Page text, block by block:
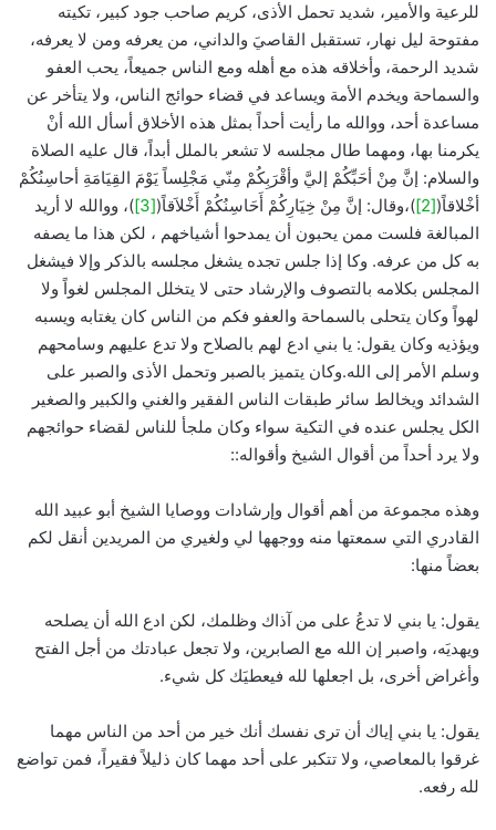
للرعية والأمير، شديد تحمل الأذى، كريم صاحب جود كبير، تكيته
مفتوحة ليل نهار، تستقبل القاصيَ والداني، من يعرفه ومن لا يعرفه،
شديد الرحمة، وأخلاقه هذه مع أهله ومع الناس جميعاً، يحب العفو
والسماحة ويخدم الأمة ويساعد في قضاء حوائج الناس، ولا يتأخر عن
مساعدة أحد، ووالله ما رأيت أحداً بمثل هذه الأخلاق أسأل الله أنْ
يكرمنا بها، ومهما طال مجلسه لا تشعر بالملل أبداً، قال عليه الصلاة
والسلام: إنَّ مِنْ أحَبِّكُمْ إليَّ وأقْرَبِكُمْ مِنّي مَجْلِساً يَوْمَ القِيَامَةِ أحاسِنُكُمْ
أخْلاقاً([2] )،وقال: إنَّ مِنْ خِيَارِكُمْ أَحَاسِنُكُمْ أَخْلاَقاً([3]
)، ووالله لا أريد
المبالغة فلست ممن يحبون أن يمدحوا أشياخهم ، لكن هذا ما يصفه
به كل من عرفه. وكا إذا جلس تجده يشغل مجلسه بالذكر وإلا فيشغل
المجلس بكلامه بالتصوف والإرشاد حتى لا يتخلل المجلس لغواً ولا
لهواً وكان يتحلى بالسماحة والعفو فكم من الناس كان يغتابه ويسبه
ويؤذيه وكان يقول: يا بني ادع لهم بالصلاح ولا تدع عليهم وسامحهم
وسلم الأمر إلى الله.وكان يتميز بالصبر وتحمل الأذى والصبر على
الشدائد ويخالط سائر طبقات الناس الفقير والغني والكبير والصغير
الكل يجلس عنده في التكية سواء وكان ملجأ للناس لقضاء حوائجهم
ولا يرد أحداً من أقوال الشيخ وأقواله::
وهذه مجموعة من أهم أقوال وإرشادات ووصايا الشيخ أبو عبيد الله
القادري التي سمعتها منه ووجهها لي ولغيري من المريدين أنقل لكم
بعضاً منها:
يقول: يا بني لا تدعُ على من آذاك وظلمك، لكن ادع الله أن يصلحه
ويهديَه، واصبر إن الله مع الصابرين، ولا تجعل عبادتك من أجل الفتح
وأغراض أخرى، بل اجعلها لله فيعطيَك كل شيء.
يقول: يا بني إياك أن ترى نفسك أنك خير من أحد من الناس مهما
غرقوا بالمعاصي، ولا تتكبر على أحد مهما كان ذليلاً فقيراً، فمن تواضع
لله رفعه.